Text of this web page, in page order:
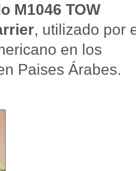
M1046 TOW
, utilizado por
en los
Paises Árabes.